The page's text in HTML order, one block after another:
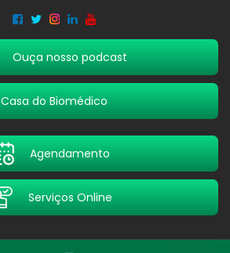
Ouça nosso podcast
Casa do Biomédico
Agendamento
Serviços Online